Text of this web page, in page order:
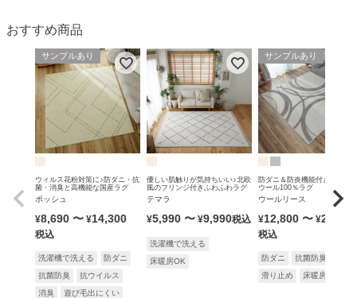
おすすめ商品
サンプルあり
ウィルス花粉対策に♪防ダニ・抗
菌・消臭と高機能な国産ラグ
ポッシュ
¥8,690 〜 ¥14,300
税込
洗濯機で洗える
防ダニ
抗菌防臭
抗ウイルス
消臭
遊び毛出にくい
優しい肌触りが気持ちいい♪北欧
風のフリンジ付きふわふわラグ
テマラ
¥5,990 〜 ¥9,990税込
洗濯機で洗える
床暖房OK
サンプルあり
防ダニ＆防炎機能付きの無染
ウール100％ラグ
ウールリース
¥12,800 〜 ¥25,900
税込
防ダニ 抗菌防臭
滑り止め
床暖房OK